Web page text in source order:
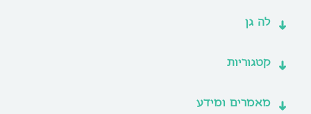
לה גן
קטגוריות
מאמרים ומידע